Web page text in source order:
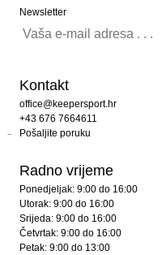
Newsletter
Kontakt
office@keepersport.hr
+43 676 7664611
Pošaljite poruku
Radno vrijeme
Ponedjeljak: 9:00 do 16:00
Utorak: 9:00 do 16:00
Srijeda: 9:00 do 16:00
Četvrtak: 9:00 do 16:00
Petak: 9:00 do 13:00